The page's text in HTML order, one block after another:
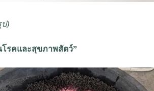
ป)
โรคและสุขภาพสัตว์”